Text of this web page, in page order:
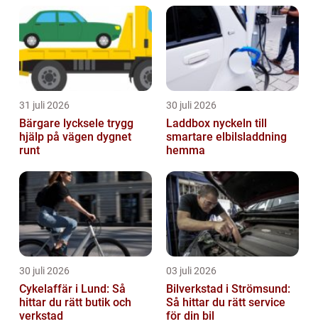
utforska olika typer, populära modeller o...
31 juli 2026
Bärgare lycksele trygg
hjälp på vägen dygnet
runt
30 juli 2026
Laddbox nyckeln till
smartare elbilsladdning
hemma
30 juli 2026
Cykelaffär i Lund: Så
hittar du rätt butik och
verkstad
03 juli 2026
Bilverkstad i Strömsund:
Så hittar du rätt service
för din bil